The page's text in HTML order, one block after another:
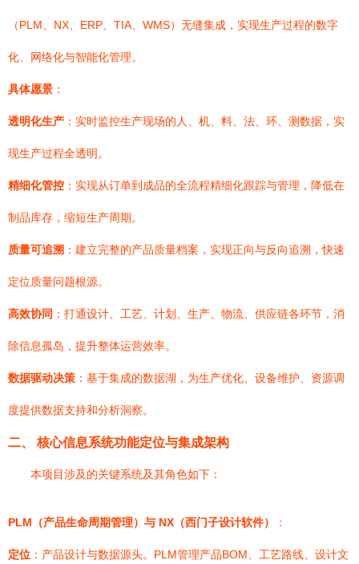
（PLM、NX、ERP、TIA、WMS）无缝集成，实现生产过程的数字
化、网络化与智能化管理。
具体愿景 ：
透明化生产 ：实时监控生产现场的人、机、料、法、环、测数据，实
现生产过程全透明。
精细化管控 ：实现从订单到成品的全流程精细化跟踪与管理，降低在
制品库存，缩短生产周期。
质量可追溯 ：建立完整的产品质量档案，实现正向与反向追溯，快速
定位质量问题根源。
高效协同 ：打通设计、工艺、计划、生产、物流、供应链各环节，消
除信息孤岛，提升整体运营效率。
数据驱动决策 ：基于集成的数据湖，为生产优化、设备维护、资源调
度提供数据支持和分析洞察。
二、 核心信息系统功能定位与集成架构
本项目涉及的关键系统及其角色如下：
PLM（产品生命周期管理）与 NX（西门子设计软件） ：
定位 ：产品设计与数据源头。PLM管理产品BOM、工艺路线、设计文